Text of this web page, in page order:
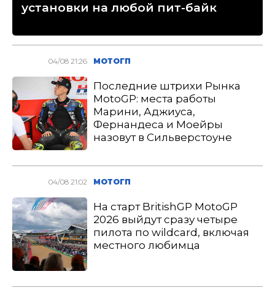
установки на любой пит-байк
04/08 21:26 МОТОГП
Последние штрихи Рынка
MotoGP: места работы
Марини, Аджиуса,
Фернандеса и Моейры
назовут в Сильверстоуне
04/08 21:02 МОТОГП
На старт BritishGP MotoGP
2026 выйдут сразу четыре
пилота по wildcard, включая
местного любимца